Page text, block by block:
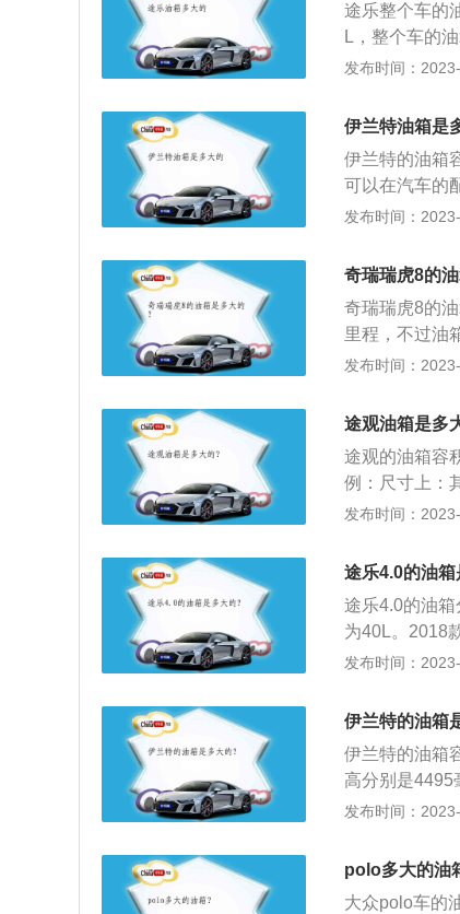
甚至可能会引
强，但是具体
注意事项：1
应当及时添加
在车上。4、
当首先去除静
损害车漆，甚
途乐整个车的
L，整个车的
的主油箱燃油
一款SUV，这
075MM，此
双叉臂独立悬
另一款是5.6
米的最大扭矩
这款发动机匹
的最大扭矩，
转每分钟。这
发布时间：
伊兰特油箱是
伊兰特的油箱
可以在汽车的
力发动机，匹
是通过车内的
反应到油表
油，以免开到
发布时间：
奇瑞瑞虎8的
奇瑞瑞虎8的
里程，不过油
油箱标称容量
计时通常都会
气孔堵塞：
畅，甚至供不
汽油挥发到空
满，就会溢出
发布时间：
途观油箱是多
途观的油箱容
例：尺寸上：
85mm，轴距
18kw，与其匹
发布时间：
途乐4.0的油箱
途乐4.0的油
为40L。2018
5mm，轴距为
面的线条略向
发布时间：
伊兰特的油箱
伊兰特的油箱
高分别是4495
身看起来温和
洁，米色系
质感的饰板，
发布时间：
polo多大的油
大众polo车的